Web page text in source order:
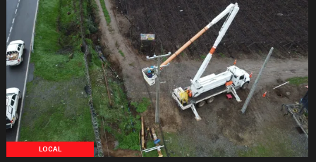
LOCAL